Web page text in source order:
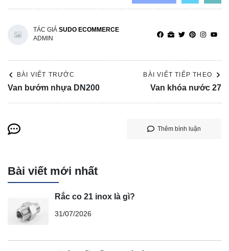
TÁC GIẢ SUDO ECOMMERCE
ADMIN
BÀI VIẾT TRƯỚC
Van bướm nhựa DN200
BÀI VIẾT TIẾP THEO
Van khóa nước 27
Thêm bình luận
Bài viết mới nhất
Rắc co 21 inox là gì?
31/07/2026